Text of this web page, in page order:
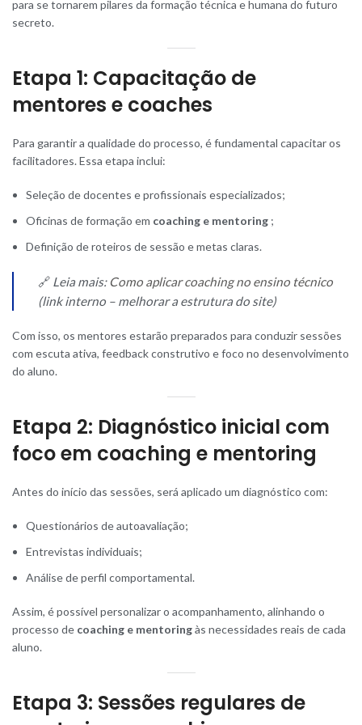
para se tornarem pilares da formação técnica e humana do futuro
secreto.
Etapa 1: Capacitação de
mentores e coaches
Para garantir a qualidade do processo, é fundamental capacitar os
facilitadores. Essa etapa inclui:
Seleção de docentes e profissionais especializados;
Oficinas de formação em coaching e mentoring ;
Definição de roteiros de sessão e metas claras.
🔗 Leia mais: Como aplicar coaching no ensino técnico
(link interno – melhorar a estrutura do site)
Com isso, os mentores estarão preparados para conduzir sessões
com escuta ativa, feedback construtivo e foco no desenvolvimento
do aluno.
Etapa 2: Diagnóstico inicial com
foco em coaching e mentoring
Antes do início das sessões, será aplicado um diagnóstico com:
Questionários de autoavaliação;
Entrevistas individuais;
Análise de perfil comportamental.
Assim, é possível personalizar o acompanhamento, alinhando o
processo de coaching e mentoringàs necessidades reais de cada
aluno.
Etapa 3: Sessões regulares de